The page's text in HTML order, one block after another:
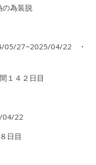
の為装脱
04/22・
１４２日目
04/22
日目